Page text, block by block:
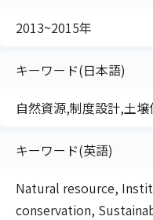
2013~2015年
キーワード(日本語)
自然資源,制度設計,土
キーワード(英語)
Natural resource,
conservation,